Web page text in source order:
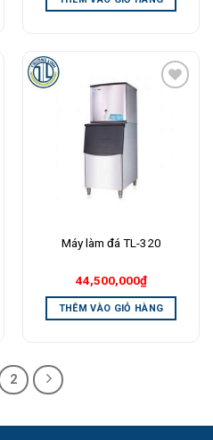
Máy làm đá TL-320
44,500,000₫
THÊM VÀO GIỎ HÀNG
2